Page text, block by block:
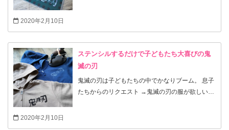
2020年2月10日
ステンシルするだけで子どもたち大喜びの鬼
滅の刃
鬼滅の刃は子どもたちの中でかなりブーム。 息子
たちからのリクエスト →鬼滅の刃の服が欲しい！
2020年2月10日